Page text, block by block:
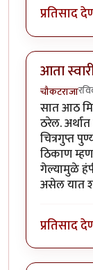
प्रतिसाद
आता
चौकटराजा
सात आठ
ठरेल.
चित्रगुप्त
ठिकाण
गेल्यामुळे
असेल यात
प्रतिसाद